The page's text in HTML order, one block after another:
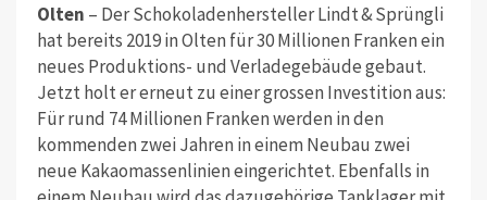
Olten – Der Schokoladenhersteller Lindt & Sprüngli
hat bereits 2019 in Olten für 30 Millionen Franken ein
neues Produktions- und Verladegebäude gebaut.
Jetzt holt er erneut zu einer grossen Investition aus:
Für rund 74 Millionen Franken werden in den
kommenden zwei Jahren in einem Neubau zwei
neue Kakaomassenlinien eingerichtet. Ebenfalls in